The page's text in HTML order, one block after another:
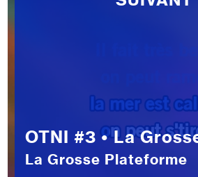
OTNI #3 • La
La Grosse Plateforme